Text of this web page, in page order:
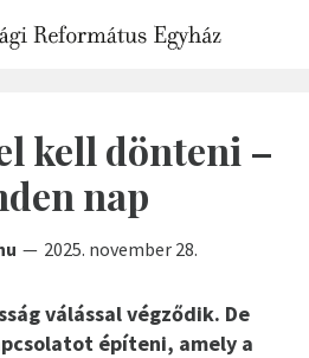
kell dönteni –
nap
2025. november 28.
válással végződik. De
építeni, amely a